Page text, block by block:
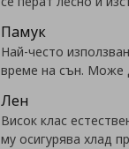
Памук
Най-често
време на сън. Може
Лен
Висок клас
му осигурява хлад